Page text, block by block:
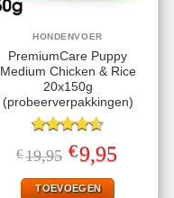
HONDENVOER
PremiumCare Puppy
Medium Chicken & Rice
20x150g
(probeerverpakkingen)
Gewaardeerd
4.60uit 5
€19,95 Oorspronkelijke
prijs
was:
€19,95.
€9,95prijs
TOEVOEGEN